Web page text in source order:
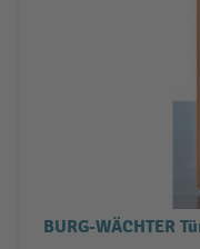
BURG-WÄCHTER